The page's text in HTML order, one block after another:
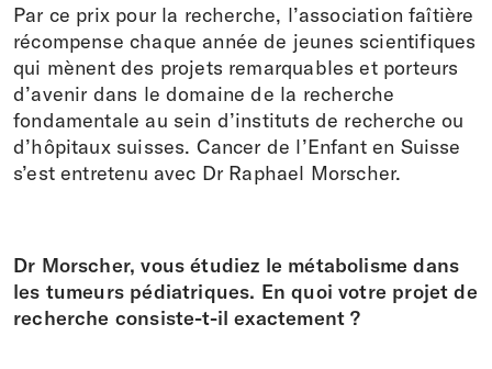
Par ce prix pour la recherche, l’association faîtière
récompense chaque année de jeunes scientifiques
qui mènent des projets remarquables et porteurs
d’avenir dans le domaine de la recherche
fondamentale au sein d’instituts de recherche ou
d’hôpitaux suisses. Cancer de l’Enfant en Suisse
s’est entretenu avec Dr Raphael Morscher.
Dr Morscher, vous étudiez le métabolisme dans
les tumeurs pédiatriques. En quoi votre projet de
recherche consiste-t-il exactement ?